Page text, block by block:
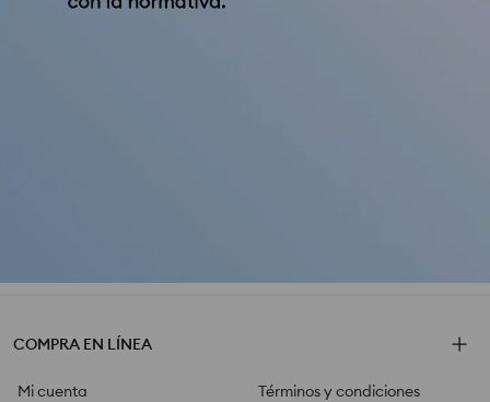
COMPRA EN LÍNEA
Mi cuenta
Términos y condiciones